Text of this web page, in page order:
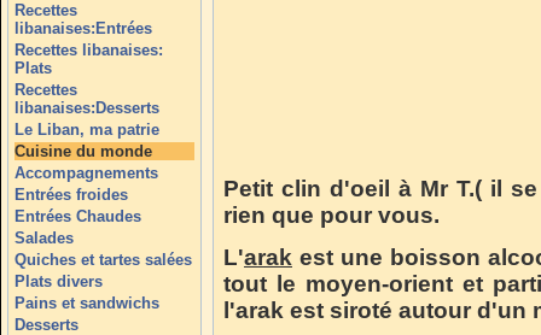
Recettes
libanaises:Entrées
Recettes libanaises:
Plats
Recettes
libanaises:Desserts
Le Liban, ma patrie
Cuisine du monde
Accompagnements
Entrées froides
Entrées Chaudes
Salades
Quiches et tartes salées
Plats divers
Pains et sandwichs
Desserts
Petit clin d'oeil à Mr T.( il
rien que pour vous.
L'arak est une boisson
tout le moyen-orient et
l'arak est siroté autour d'un